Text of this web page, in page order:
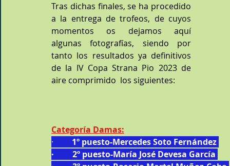
Tras dichas finales, se ha procedido
a la entrega de trofeos, de cuyos
momentos os dejamos aquí
algunas fotografías, siendo por
tanto los resultados ya definitivos
de la IV Copa Strana Pio 2023 de
aire comprimido  los siguientes:
Categoría Damas:
·
1º puesto-Mercedes Soto Fernández
·         2º puesto-María José Devesa García